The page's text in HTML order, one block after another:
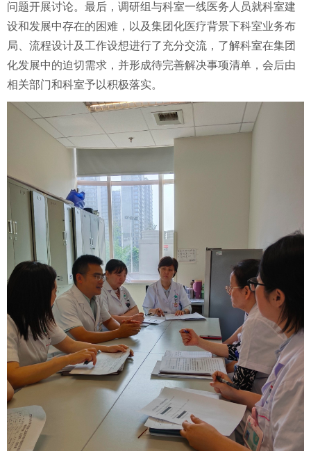
问题开展讨论。 最后，调研组与科室一线医务人员就科室建
设和发展中存在的困难，以及集团化医疗背景下科室业务布
局、流程设计及工作设想进行了充分交流，了解科室在集团
化发展中的迫切需求， 并形成待完善解决事项清单，会后由
相关部门和科室予以积极落实。